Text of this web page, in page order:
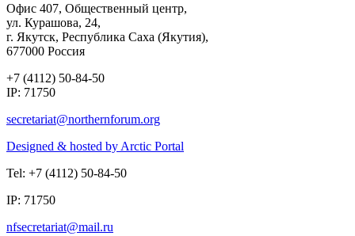
Офис 407, Общественный центр,
ул. Курашова, 24,
г. Якутск, Республика Саха (Якутия),
677000 Россия
+7 (4112) 50-84-50
IP: 71750
Designed & hosted by Arctic Portal
Tel: +7 (4112) 50-84-50
IP: 71750